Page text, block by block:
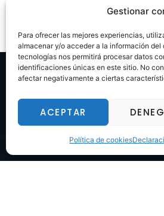
Gestionar
Para ofrecer las mejores experiencias,
almacenar y/o acceder a la información
tecnologías nos permitirá procesar datos
identificaciones únicas en este sitio. No
afectar negativamente a ciertas
ACEPTAR
Política de cookies